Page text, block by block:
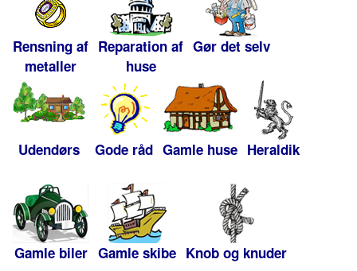
Rensning af
metaller
Reparation af
huse
Gør det selv
Udendørs Gode råd Gamle huse Heraldik
Gamle biler Gamle skibe Knob og knuder